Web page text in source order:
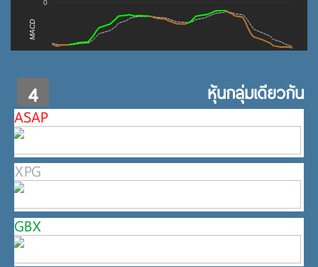
0
MACD
4 หุ้นกลุ่มเดียวกัน
ASAP
XPG
GBX